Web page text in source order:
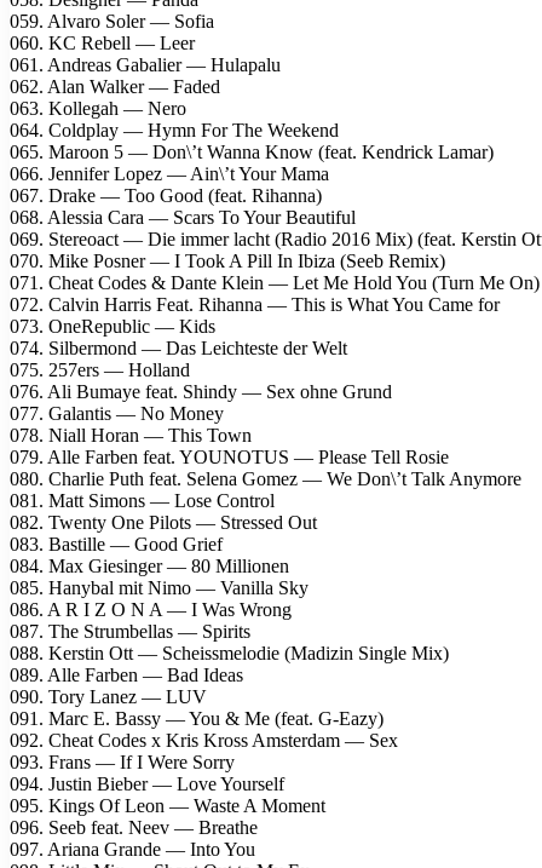
059. Alvaro Soler — Sofia
060. KC Rebell — Leer
061. Andreas Gabalier — Hulapalu
062. Alan Walker — Faded
063. Kollegah — Nero
064. Coldplay — Hymn For The Weekend
065. Maroon 5 — Don\’t Wanna Know (feat. Kendrick Lamar)
066. Jennifer Lopez — Ain\’t Your Mama
067. Drake — Too Good (feat. Rihanna)
068. Alessia Cara — Scars To Your Beautiful
069. Stereoact — Die immer lacht (Radio 2016 Mix) (feat. Kerstin
070. Mike Posner — I Took A Pill In Ibiza (Seeb Remix)
071. Cheat Codes & Dante Klein — Let Me Hold You (Turn Me On)
072. Calvin Harris Feat. Rihanna — This is What You Came for
073. OneRepublic — Kids
074. Silbermond — Das Leichteste der Welt
075. 257ers — Holland
076. Ali Bumaye feat. Shindy — Sex ohne Grund
077. Galantis — No Money
078. Niall Horan — This Town
079. Alle Farben feat. YOUNOTUS — Please Tell Rosie
080. Charlie Puth feat. Selena Gomez — We Don\’t Talk Anymore
081. Matt Simons — Lose Control
082. Twenty One Pilots — Stressed Out
083. Bastille — Good Grief
084. Max Giesinger — 80 Millionen
085. Hanybal mit Nimo — Vanilla Sky
086. A R I Z O N A — I Was Wrong
087. The Strumbellas — Spirits
088. Kerstin Ott — Scheissmelodie (Madizin Single Mix)
089. Alle Farben — Bad Ideas
090. Tory Lanez — LUV
091. Marc E. Bassy — You & Me (feat. G-Eazy)
092. Cheat Codes x Kris Kross Amsterdam — Sex
093. Frans — If I Were Sorry
094. Justin Bieber — Love Yourself
095. Kings Of Leon — Waste A Moment
096. Seeb feat. Neev — Breathe
097. Ariana Grande — Into You